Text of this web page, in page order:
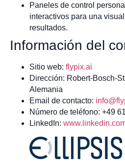
Paneles de control
interactivos para una
resultados.
Información del
Sitio web: flypix.ai
Dirección: Robert-Bosch-
Alemania
Email de contacto:
Número de teléfono: +49
LinkedIn: